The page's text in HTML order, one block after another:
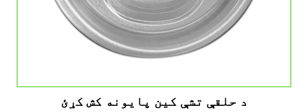
د حلقې تشې کین پایونه کش کړئ